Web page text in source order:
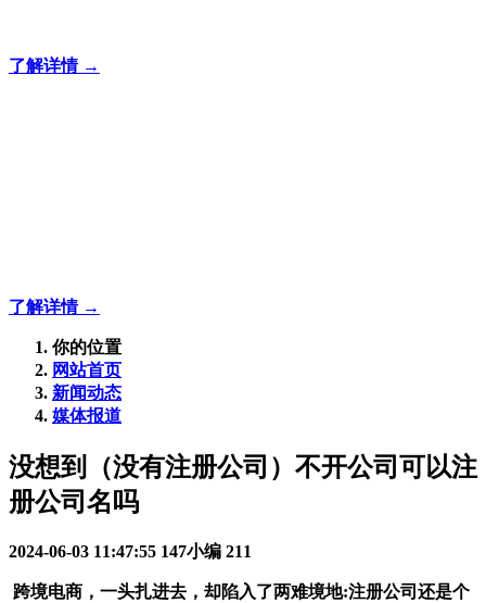
了解详情 →
了解详情 →
你的位置
网站首页
新闻动态
媒体报道
没想到（没有注册公司）不开公司可以注
册公司名吗
2024-06-03 11:47:55 147小编 211
跨境电商，一头扎进去，却陷入了两难境地:注册公司还是个